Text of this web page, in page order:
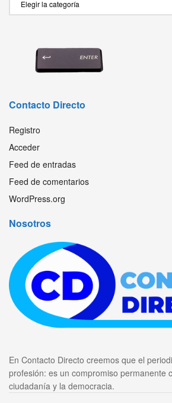
Contacto Directo
Registro
Acceder
Feed de entradas
Feed de comentarios
WordPress.org
Nosotros
En Contacto Directo creemos que el
profesión: es un compromiso permanente
ciudadanía y la democracia.